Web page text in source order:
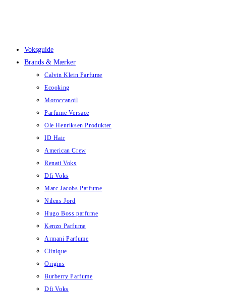
Voksguide
Brands & Mærker
Calvin Klein Parfume
Ecooking
Moroccanoil
Parfume Versace
Ole Henriksen Produkter
ID Hair
American Crew
Renati Voks
Dfi Voks
Marc Jacobs Parfume
Nilens Jord
Hugo Boss parfume
Kenzo Parfume
Armani Parfume
Clinique
Origins
Burberry Parfume
Dfi Voks